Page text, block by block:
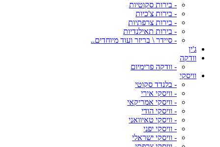
- בירות סקוטיות
- בירות צ'כיות
- בירות צרפתיות
- בירות תאילנדיות
- סיידר \ בריזר ועוד מיוחדים..
ג'ין
וודקה
- וודקה פרימיום
וויסקי
- בלנדד סקוטי
- וויסקי אירי
- וויסקי אמריקאי
- וויסקי הודי
- וויסקי טאיוואני
- וויסקי יפני
- וויסקי ישראלי